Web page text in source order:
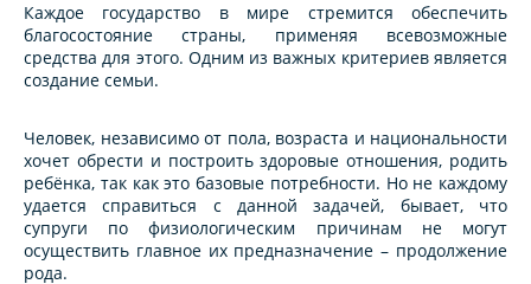
Каждое государство в мире стремится обеспечить
благосостояние страны, применяя всевозможные
средства для этого. Одним из важных критериев является
создание семьи.
Человек, независимо от пола, возраста и национальности
хочет обрести и построить здоровые отношения, родить
ребёнка, так как это базовые потребности. Но не каждому
удается справиться с данной задачей, бывает, что
супруги по физиологическим причинам не могут
осуществить главное их предназначение – продолжение
рода.